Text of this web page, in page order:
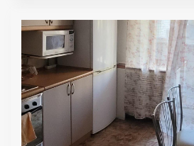
балкон. У будинку створено чинне
доглянутий двір.
Є автономне світло - доба на АКБ.
двері.
Можна з собачкою.
Поруч школа, дитячий сад, всілякі
Квартиру можна подивитися в